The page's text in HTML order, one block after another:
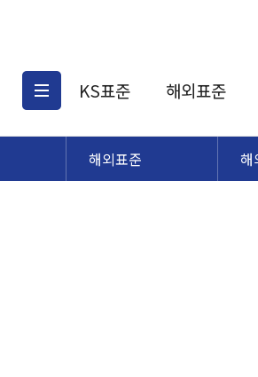
KS표준
KS표준검색
해외표준
해외표준검색
해외표준 해